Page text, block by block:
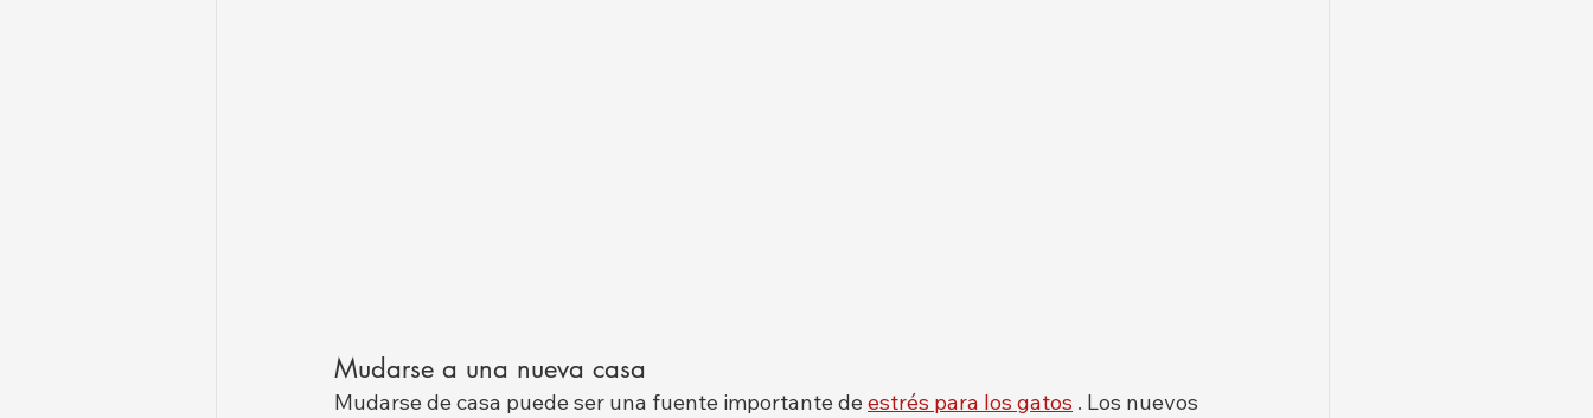
Mudarse a una nueva casa
Mudarse de casa puede ser una fuente importante de estrés para los gatos . Los nuevos